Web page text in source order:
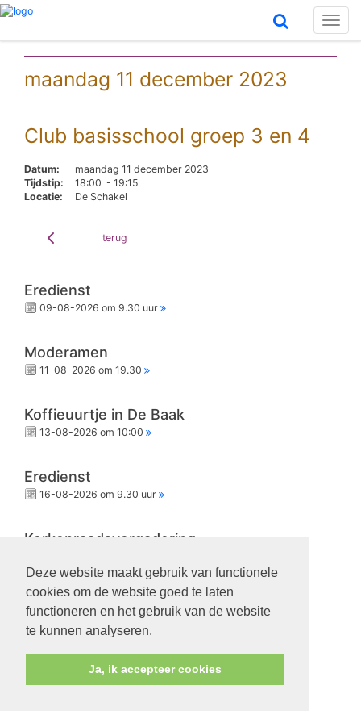
Deze website maakt gebruik van functionele
cookies om de website goed te laten
functioneren en het gebruik van de website
te kunnen analyseren.
Ja, ik accepteer cookies
maandag 11 december 2023
Club basisschool groep 3 en 4
Datum:
maandag 11 december 2023
Tijdstip:
18:00 - 19:15
Locatie:
De Schakel
terug
Eredienst
09-08-2026 om 9.30 uur
Moderamen
11-08-2026 om 19.30
Koffieuurtje in De Baak
13-08-2026 om 10:00
Eredienst
16-08-2026 om 9.30 uur
Kerkenraadsvergadering
Eredienst
23-08-2026 om 9.30 uur